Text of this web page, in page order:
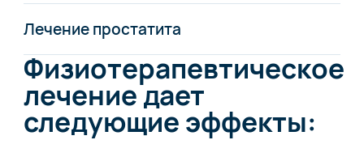
Лечение простатита
Физиотерапевтическое
лечение дает
следующие эффекты: